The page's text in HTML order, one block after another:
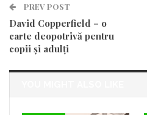
PREV POST
David Copperfield – o
carte deopotrivă pentru
copii și adulți